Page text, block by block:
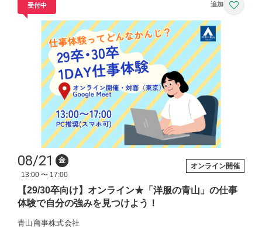
受付中
08/21
金
13:00 〜 17:00
オンライン開催
【29/30卒向け】オンライン★「洋服の青山」の仕事
体験で自分の強みを見つけよう！
青山商事株式会社